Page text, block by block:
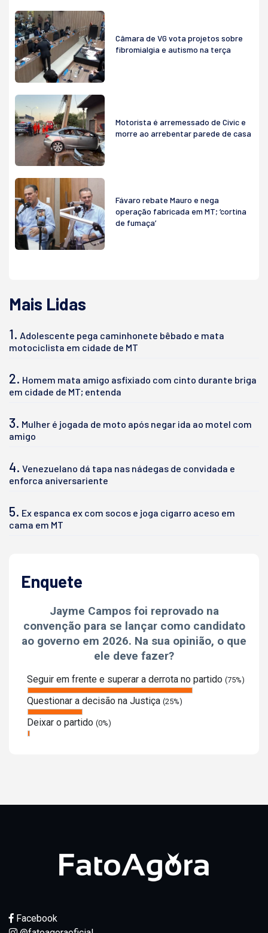
Câmara de VG vota projetos sobre
fibromialgia e autismo na terça
Motorista é arremessado de Civic e
morre ao arrebentar parede de casa
Fávaro rebate Mauro e nega
operação fabricada em MT; ‘cortina
de fumaça’
Mais Lidas
1. Adolescente pega caminhonete bêbado e mata
motociclista em cidade de MT
2. Homem mata amigo asfixiado com cinto durante briga
em cidade de MT; entenda
3. Mulher é jogada de moto após negar ida ao motel com
amigo
4. Venezuelano dá tapa nas nádegas de convidada e
enforca aniversariente
5. Ex espanca ex com socos e joga cigarro aceso em
cama em MT
Enquete
Jayme Campos foi reprovado na
convenção para se lançar como candidato
ao governo em 2026. Na sua opinião, o que
ele deve fazer?
Seguir em frente e superar a derrota no partido (75%)
Questionar a decisão na Justiça (25%)
Deixar o partido (0%)
Facebook